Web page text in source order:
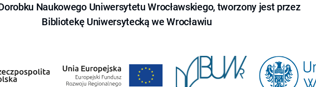
Naukowego Uniwersytetu Wrocławskiego, tworzony jest przez
Bibliotekę Uniwersytecką we Wrocławiu